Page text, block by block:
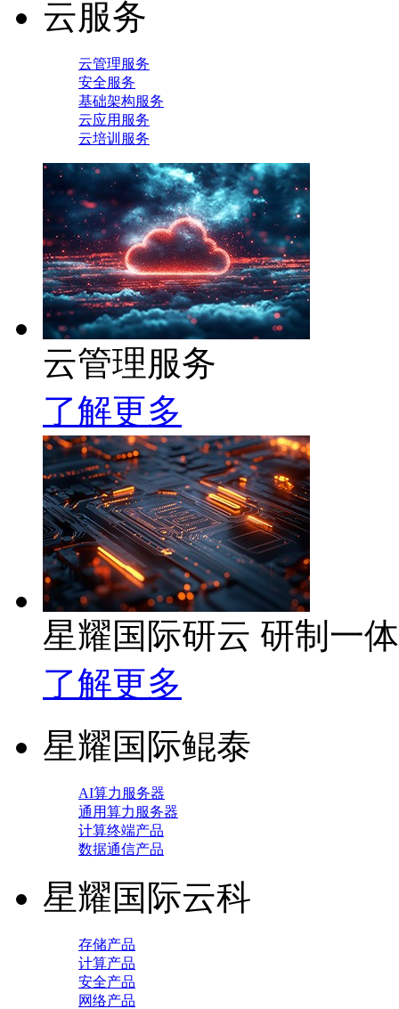
云服务
云管理服务
安全服务
基础架构服务
云应用服务
云培训服务
云管理服务
了解更多
星耀国际研云 研制一
了解更多
星耀国际鲲泰
AI算力服务器
通用算力服务器
计算终端产品
数据通信产品
星耀国际云科
存储产品
计算产品
安全产品
网络产品